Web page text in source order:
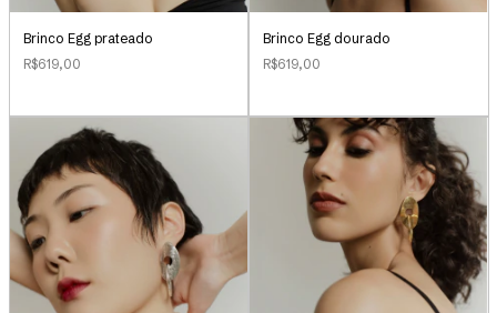
Brinco Egg prateado
R$619,00
Brinco Egg dourado
R$619,00